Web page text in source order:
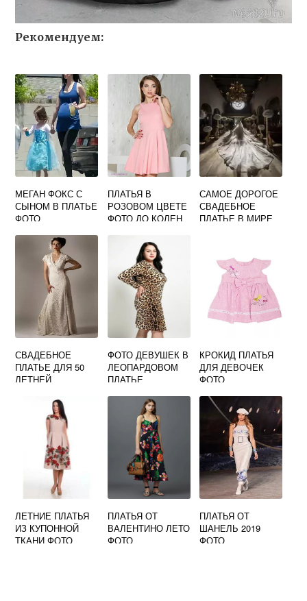
Рекомендуем:
МЕГАН ФОКС С
СЫНОМ В ПЛАТЬЕ
ФОТО
ПЛАТЬЯ В
РОЗОВОМ ЦВЕТЕ
ФОТО ДО КОЛЕН
САМОЕ ДОРОГОЕ
СВАДЕБНОЕ
ПЛАТЬЕ В МИРЕ
СВАДЕБНОЕ
ПЛАТЬЕ ДЛЯ 50
ЛЕТНЕЙ
ФОТО ДЕВУШЕК В
ЛЕОПАРДОВОМ
ПЛАТЬЕ
КРОКИД ПЛАТЬЯ
ДЛЯ ДЕВОЧЕК
ФОТО
ЛЕТНИЕ ПЛАТЬЯ
ИЗ КУПОННОЙ
ТКАНИ ФОТО
ПЛАТЬЯ ОТ
ВАЛЕНТИНО ЛЕТО
ФОТО
ПЛАТЬЯ ОТ
ШАНЕЛЬ 2019
ФОТО